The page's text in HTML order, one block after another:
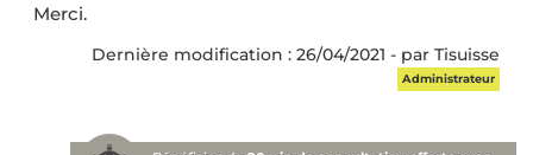
Merci.
Dernière modification : 26/04/2021 - par Tisuisse
Administrateur